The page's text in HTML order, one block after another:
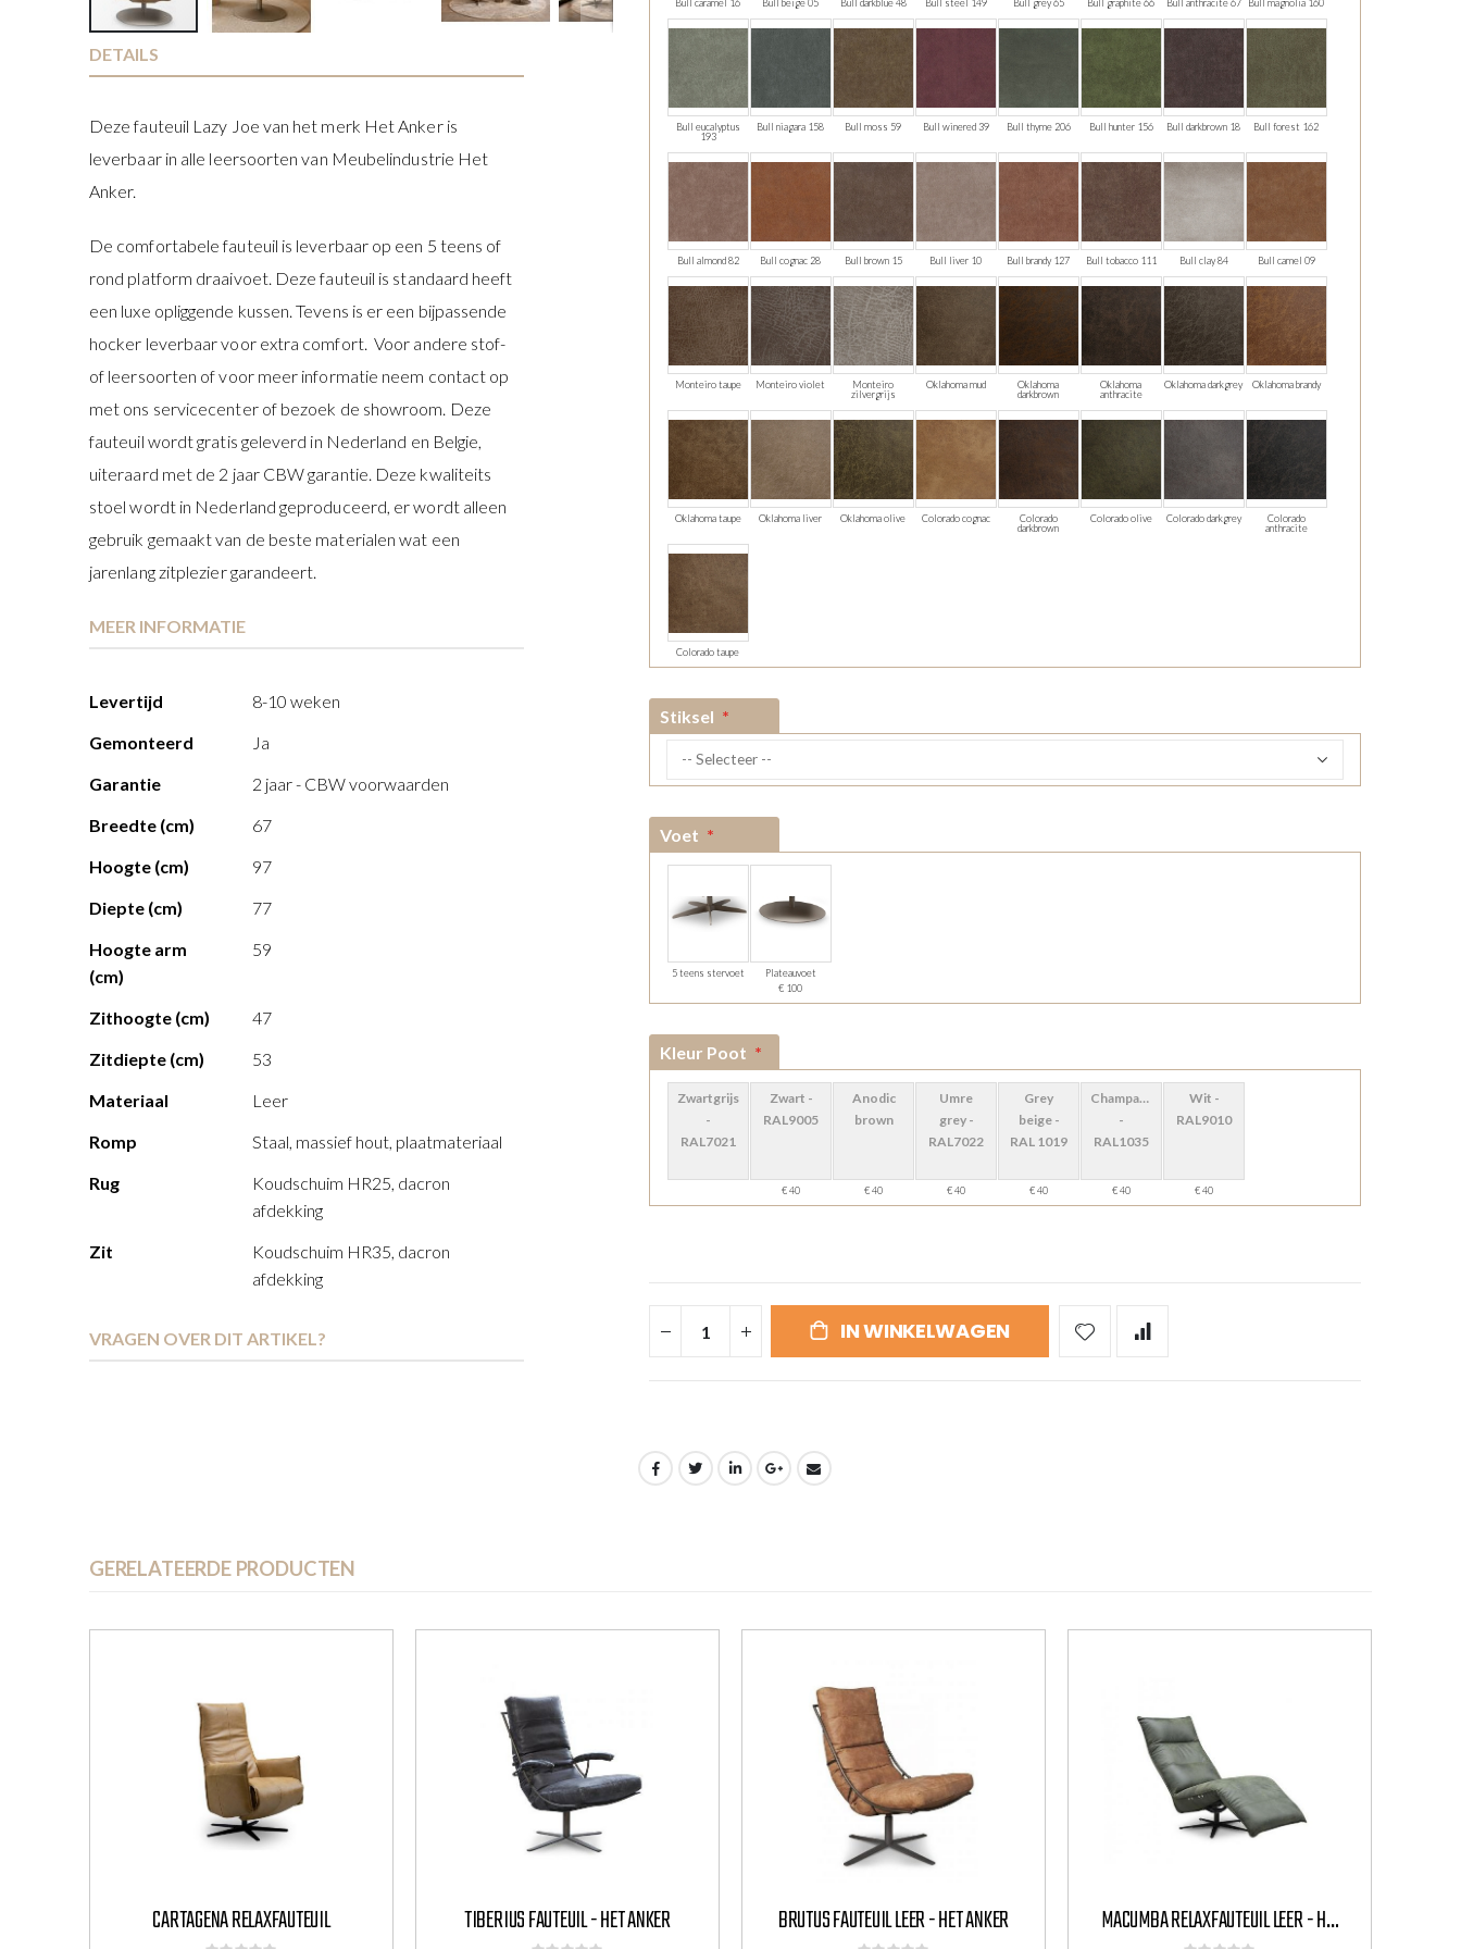
Ga
naar
begin
van
de
gallerij
DETAILS
Deze fauteuil Lazy Joe van het merk Het Anker is
leverbaar in alle leersoorten van Meubelindustrie Het
Anker.
De comfortabele fauteuil is leverbaar op een 5 teens of
rond platform draaivoet. Deze fauteuil is standaard heeft
een luxe opliggende kussen. Tevens is er een bijpassende
hocker leverbaar voor extra comfort. Voor andere stof-
of leersoorten of voor meer informatie neem contact op
met ons servicecenter of bezoek de showroom. Deze
fauteuil wordt gratis geleverd in Nederland en Belgie,
uiteraard met de 2 jaar CBW garantie. Deze kwaliteits
stoel wordt in Nederland geproduceerd, er wordt alleen
gebruik gemaakt van de beste materialen wat een
jarenlang zitplezier garandeert.
MEER INFORMATIE
Meer
Levertijd
8-10 weken
Gemonteerd
Ja
Garantie
2 jaar - CBW voorwaarden
Breedte (cm)
67
Hoogte (cm)
97
Diepte (cm)
77
Hoogte arm
(cm)
59
Zithoogte (cm)
47
Zitdiepte (cm)
53
Materiaal
Leer
Romp
Staal, massief hout, plaatmateriaal
Rug
Koudschuim HR25, dacron
afdekking
Zit
Koudschuim HR35, dacron
afdekking
VRAGEN OVER DIT ARTIKEL?
Bull caramel 16 Bull beige 05 Bull darkblue 48 Bull steel 149 Bull grey 65 Bull graphite 66 Bull anthracite 67 Bull magnolia 160
Bull eucalyptus
193
Bull niagara 158 Bull moss 59 Bull winered 39 Bull thyme 206 Bull hunter 156 Bull darkbrown 18 Bull forest 162
Bull almond 82 Bull cognac 28 Bull brown 15 Bull liver 10 Bull brandy 127 Bull tobacco 111 Bull clay 84 Bull camel 09
Monteiro taupe Monteiro violet
Monteiro
zilvergrijs
Oklahoma mud
Oklahoma
darkbrown
Oklahoma
anthracite
Oklahoma darkgrey Oklahoma brandy
Oklahoma taupe Oklahoma liver Oklahoma olive Colorado cognac
Colorado
darkbrown
Colorado olive Colorado darkgrey
Colorado
anthracite
Colorado taupe
Stiksel
Voet
5 teens stervoet
Plateauvoet
€ 100
Kleur Poot
Zwartgrijs
-
RAL7021
Zwart -
RAL9005
€ 40
Anodic
brown
€ 40
Umre
grey -
RAL7022
€ 40
Grey
beige -
RAL 1019
€ 40
Champagne
-
RAL1035
€ 40
Wit -
RAL9010
€ 40
IN WINKELWAGEN
GERELATEERDE PRODUCTEN
CARTAGENA RELAXFAUTEUIL TIBERIUS FAUTEUIL - HET ANKER BRUTUS FAUTEUIL LEER - HET ANKER MACUMBA RELAXFAUTEUIL LEER - HET ANKER